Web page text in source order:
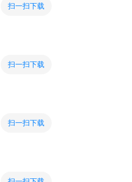
扫一扫下载
扫一扫下载
扫一扫下载